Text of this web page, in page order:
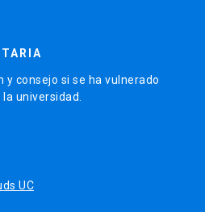
consejo si se ha vulnerado
universidad.
UC